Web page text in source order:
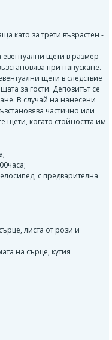
като за трети възрастен -
евентуални щети в размер
при напускане.
щети в следствие
за гости. Депозитът се
В случай на нанесени
частично или
щети, когато стойността им
с предварителна
листа от рози и
на сърце, кутия